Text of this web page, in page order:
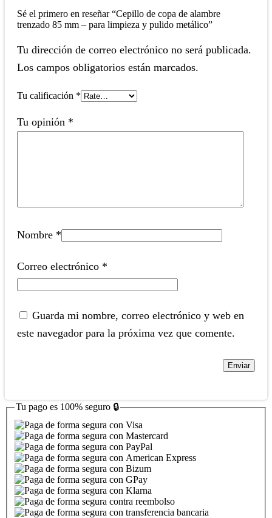
Sé el primero en reseñar “Cepillo de copa de alambre
trenzado 85 mm – para limpieza y pulido metálico”
Tu dirección de correo electrónico no será publicada.
Los campos obligatorios están marcados.
Tu calificación *
Tu opinión *
Nombre *
Correo electrónico *
Guarda mi nombre, correo electrónico y web en
este navegador para la próxima vez que comente.
Tu pago es 100% seguro 🔒